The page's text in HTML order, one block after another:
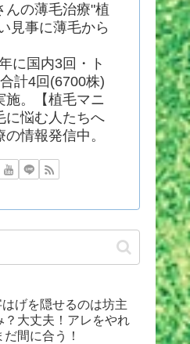
んの薄毛治療"植
見事に薄毛から
に国内3回・ト
計4回(6700株)
施。【植毛マニ
に悩む人たちへ
情報発信中。
はげを隠せるのは坊主
？大丈夫！アレをやれ
だ間に合う！